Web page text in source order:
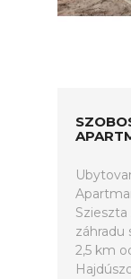
záhradu
2,5 km